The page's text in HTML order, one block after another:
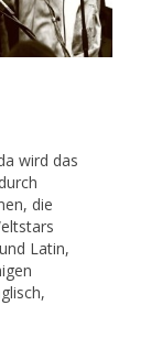
wird das
die
Latin,